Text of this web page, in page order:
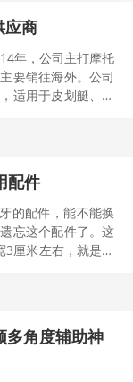
应商
年，公司主打摩托
要销往海外。公司
适用于皮划艇、冲
配件
的配件，能不能换
忘这个配件了。这
厘米左右，就是这
多角度辅助神